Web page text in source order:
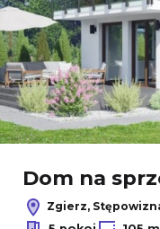
Dom na
Zgierz,